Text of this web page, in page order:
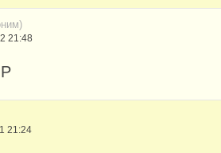
21:48
21:24